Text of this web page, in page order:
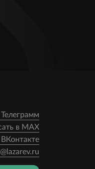
в MAX